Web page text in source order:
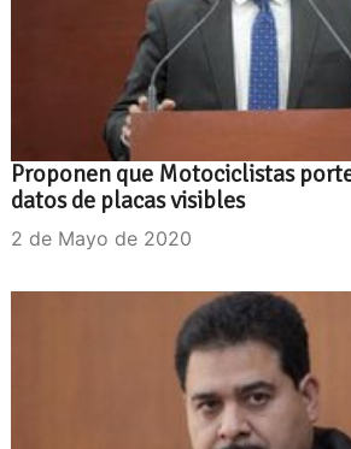
Proponen que Motociclistas
datos de placas visibles
2 de Mayo de 2020